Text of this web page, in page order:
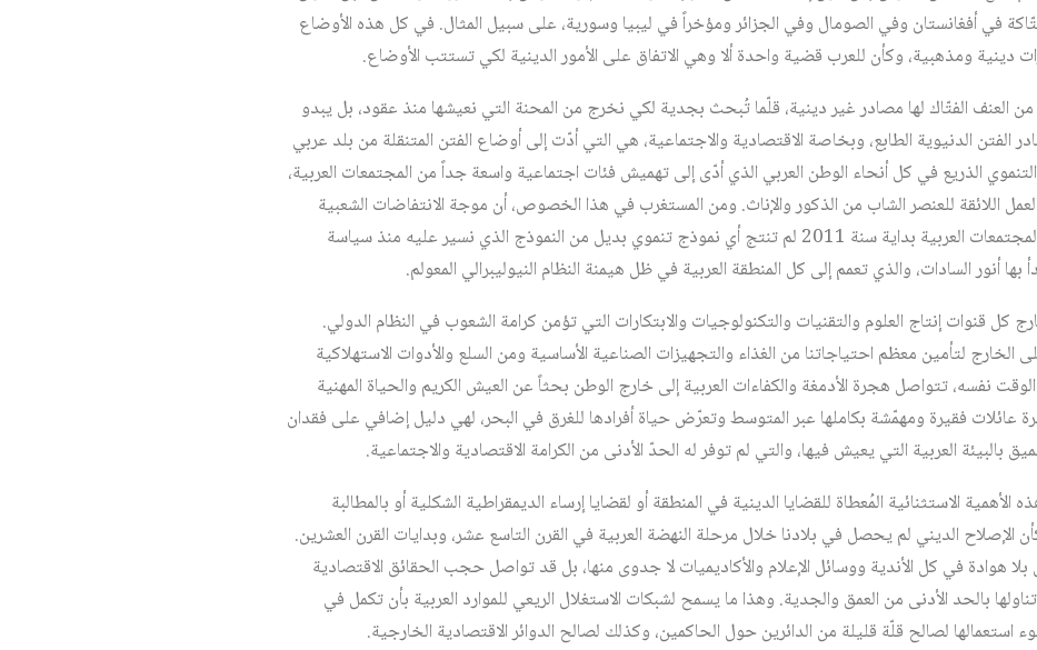
في أفغانستان وفي الصومال وفي الجزائر ومؤخراً في ليبيا وسورية، على سبيل المثال. في كل هذه الأوضاع
دينية ومذهبية، وكأن للعرب قضية واحدة ألا وهي الاتفاق على الأمور الدينية لكي تستتب الأوضاع.
العنف الفتّاك لها مصادر غير دينية، قلّما تُبحث بجدية لكي نخرج من المحنة التي نعيشها منذ عقود، بل يبدو
الفتن الدنيوية الطابع، وبخاصة الاقتصادية والاجتماعية، هي التي أدّت إلى أوضاع الفتن المتنقلة من بلد عربي
الذريع في كل أنحاء الوطن العربي الذي أدّى إلى تهميش فئات اجتماعية واسعة جداً من المجتمعات العربية،
اللائقة للعنصر الشاب من الذكور والإناث. ومن المستغرب في هذا الخصوص، أن موجة الانتفاضات الشعبية
العربية التي اجتاحت كل المجتمعات العربية بداية سنة 2011 لم تنتج أي نموذج تنموي بديل من النموذج الذي نسير عليه منذ سياسة
بها أنور السادات، والذي تعمم إلى كل المنطقة العربية في ظل هيمنة النظام النيوليبرالي المعولم.
كل قنوات إنتاج العلوم والتقنيات والتكنولوجيات والابتكارات التي تؤمن كرامة الشعوب في النظام الدولي.
الخارج لتأمين معظم احتياجاتنا من الغذاء والتجهيزات الصناعية الأساسية ومن السلع والأدوات الاستهلاكية
نفسه، تتواصل هجرة الأدمغة والكفاءات العربية إلى خارج الوطن بحثاً عن العيش الكريم والحياة المهنية
عائلات فقيرة ومهمّشة بكاملها عبر المتوسط وتعرّض حياة أفرادها للغرق في البحر، لهي دليل إضافي على فقدان
بالبيئة العربية التي يعيش فيها، والتي لم توفر له الحدّ الأدنى من الكرامة الاقتصادية والاجتماعية.
الاستثنائية المُعطاة للقضايا الدينية في المنطقة أو لقضايا إرساء الديمقراطية الشكلية أو بالمطالبة
الإصلاح الديني لم يحصل في بلادنا خلال مرحلة النهضة العربية في القرن التاسع عشر، وبدايات القرن العشرين.
هوادة في كل الأندية ووسائل الإعلام والأكاديميات لا جدوى منها، بل قد تواصل حجب الحقائق الاقتصادية
بالحد الأدنى من العمق والجدية. وهذا ما يسمح لشبكات الاستغلال الريعي للموارد العربية بأن تكمل في
استعمالها لصالح قلّة قليلة من الدائرين حول الحاكمين، وكذلك لصالح الدوائر الاقتصادية الخارجية.